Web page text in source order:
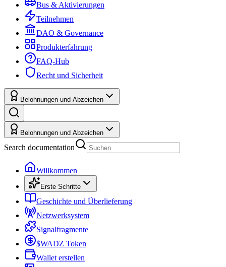
Bus & Aktivierungen
Teilnehmen
DAO & Governance
Produkterfahrung
FAQ-Hub
Recht und Sicherheit
Belohnungen und Abzeichen
Belohnungen und Abzeichen
Search documentation
Willkommen
Erste Schritte
Geschichte und Überlieferung
Netzwerksystem
Signalfragmente
$WADZ Token
Wallet erstellen